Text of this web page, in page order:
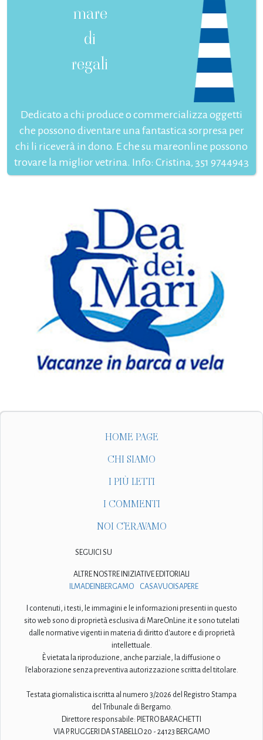
mare
di
regali
Dedicato a chi produce o commercializza oggetti
che possono diventare una fantastica sorpresa per
chi li riceverà in dono. E che su mareonline possono
trovare la miglior vetrina. Info: Cristina, 351 9744943
HOME PAGE
CHI SIAMO
I PIÙ LETTI
I COMMENTI
NOI C'ERAVAMO
SEGUICI SU
ALTRE NOSTRE INIZIATIVE EDITORIALI
ILMADEINBERGAMO
CASAVUOISAPERE
I contenuti, i testi, le immagini e le informazioni presenti in questo
sito web sono di proprietà esclusiva di MareOnLine.it e sono tutelati
dalle normative vigenti in materia di diritto d'autore e di proprietà
intellettuale.
È vietata la riproduzione, anche parziale, la diffusione o
l'elaborazione senza preventiva autorizzazione scritta del titolare.
Testata giornalistica iscritta al numero 3/2026 del Registro Stampa
del Tribunale di Bergamo.
Direttore responsabile: PIETRO BARACHETTI
VIA P. RUGGERI DA STABELLO 20 - 24123 BERGAMO